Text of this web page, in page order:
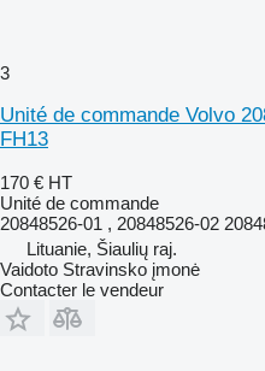
3
Unité de commande Volvo
FH13
170 € HT
Unité de commande
20848526-01 , 20848526-02
Lituanie, Šiaulių raj.
Vaidoto Stravinsko įmonė
Contacter le vendeur